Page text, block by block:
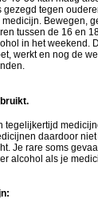
tegen
Bewegen,
tussen de 16 en
in het weekend.
werkt en nog de
tegelijkertijd
daardoor
Je rare soms
alcohol als je